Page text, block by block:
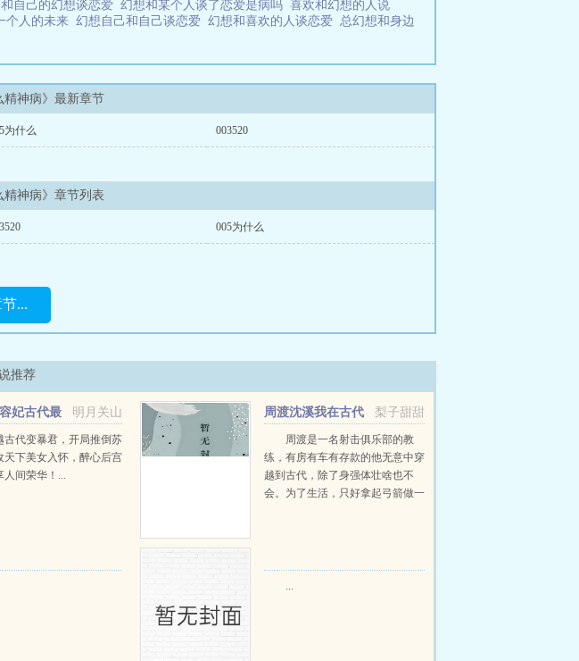
和自己的幻想谈恋爱 幻想和某个人谈了恋爱是病吗 喜欢和幻想的人说
个人的未来 幻想自己和自己谈恋爱 幻想和喜欢的人谈恋爱 总幻想和身边
精神病》最新章节
为什么 003520
精神病》章节列表
005为什么
...
推荐
明月关山
妃古代最
最新章节在线阅读
古代变暴君，开局推倒苏
天下美女入怀，醉心后宫
人间荣华！...
梨子甜甜
周渡沈溪我在古代
当猎户小说免费在线阅读
周渡是一名射击俱乐部的教
练，有房有车有存款的他无意中穿
越到古代，除了身强体壮啥也不
会。为了生活，只好拿起弓箭做一
...